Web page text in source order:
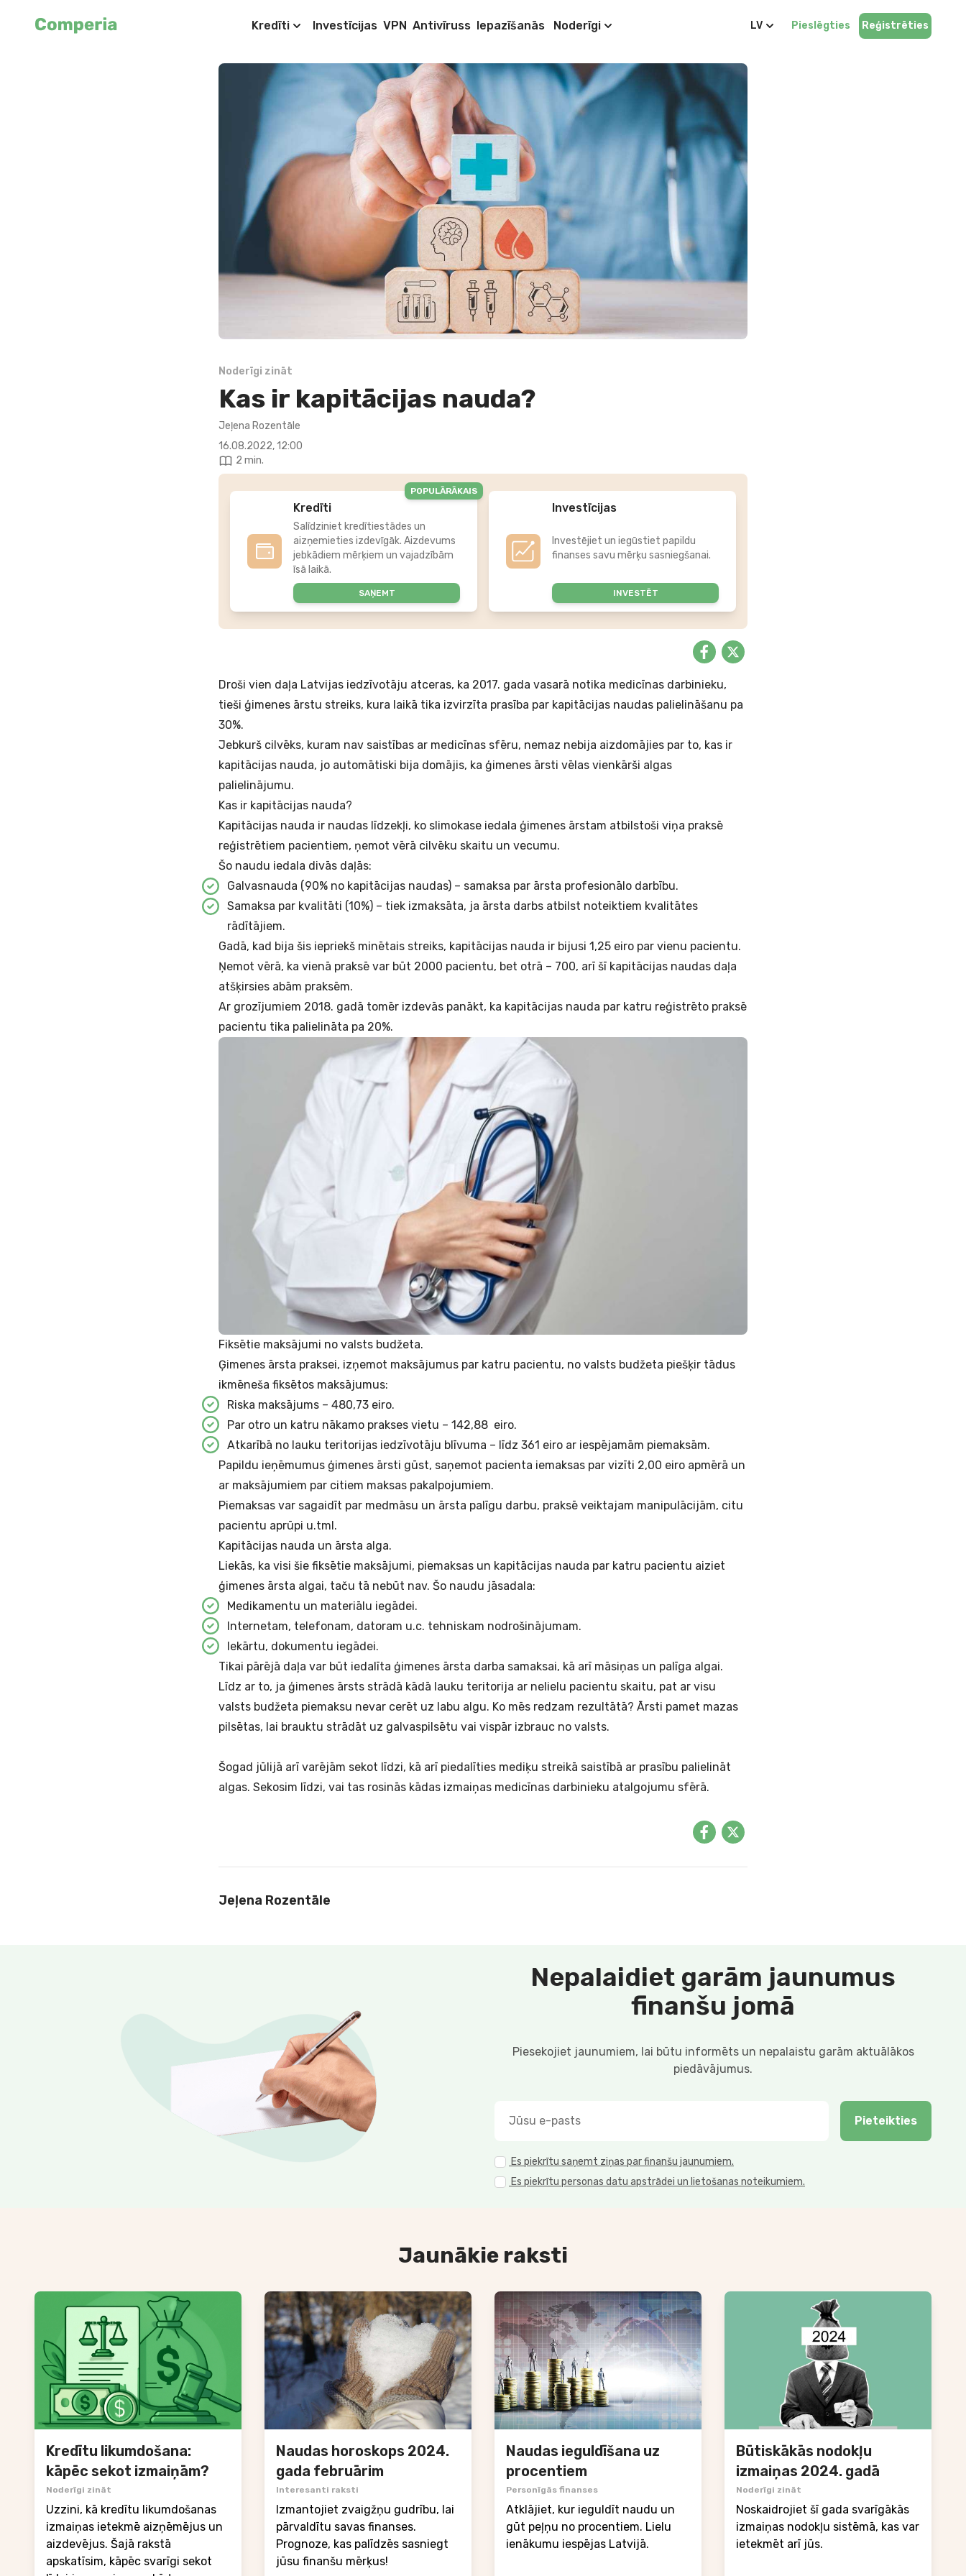
Kredīti Investīcijas VPN Antivīruss Iepazīšanās Noderīgi LV Pieslēgties Reģistrēties
Noderīgi zināt
Kas ir kapitācijas nauda?
Jeļena Rozentāle
16.08.2022, 12:00
2 min.
Kredīti
Salīdziniet kredītiestādes un
aizņemieties izdevīgāk. Aizdevums
jebkādiem mērķiem un vajadzībām
īsā laikā.
SAŅEMT
POPULĀRĀKAIS
Investīcijas
Investējiet un iegūstiet papildu
finanses savu mērķu sasniegšanai.
INVESTĒT
Droši vien daļa Latvijas iedzīvotāju atceras, ka 2017. gada vasarā notika medicīnas darbinieku,
tieši ģimenes ārstu streiks, kura laikā tika izvirzīta prasība par kapitācijas naudas palielināšanu pa
30%.
Jebkurš cilvēks, kuram nav saistības ar medicīnas sfēru, nemaz nebija aizdomājies par to, kas ir
kapitācijas nauda, jo automātiski bija domājis, ka ģimenes ārsti vēlas vienkārši algas
palielinājumu.
Kas ir kapitācijas nauda?
Kapitācijas nauda ir naudas līdzekļi, ko slimokase iedala ģimenes ārstam atbilstoši viņa praksē
reģistrētiem pacientiem, ņemot vērā cilvēku skaitu un vecumu.
Šo naudu iedala divās daļās:
Galvasnauda (90% no kapitācijas naudas) – samaksa par ārsta profesionālo darbību.
Samaksa par kvalitāti (10%) – tiek izmaksāta, ja ārsta darbs atbilst noteiktiem kvalitātes
rādītājiem.
Gadā, kad bija šis iepriekš minētais streiks, kapitācijas nauda ir bijusi 1,25 eiro par vienu pacientu.
Ņemot vērā, ka vienā praksē var būt 2000 pacientu, bet otrā – 700, arī šī kapitācijas naudas daļa
atšķirsies abām praksēm.
Ar grozījumiem 2018. gadā tomēr izdevās panākt, ka kapitācijas nauda par katru reģistrēto praksē
pacientu tika palielināta pa 20%.
Fiksētie maksājumi no valsts budžeta.
Ģimenes ārsta praksei, izņemot maksājumus par katru pacientu, no valsts budžeta piešķir tādus
ikmēneša fiksētos maksājumus:
Riska maksājums – 480,73 eiro.
Par otro un katru nākamo prakses vietu – 142,88 eiro.
Atkarībā no lauku teritorijas iedzīvotāju blīvuma – līdz 361 eiro ar iespējamām piemaksām.
Papildu ieņēmumus ģimenes ārsti gūst, saņemot pacienta iemaksas par vizīti 2,00 eiro apmērā un
ar maksājumiem par citiem maksas pakalpojumiem.
Piemaksas var sagaidīt par medmāsu un ārsta palīgu darbu, praksē veiktajam manipulācijām, citu
pacientu aprūpi u.tml.
Kapitācijas nauda un ārsta alga.
Liekās, ka visi šie fiksētie maksājumi, piemaksas un kapitācijas nauda par katru pacientu aiziet
ģimenes ārsta algai, taču tā nebūt nav. Šo naudu jāsadala:
Medikamentu un materiālu iegādei.
Internetam, telefonam, datoram u.c. tehniskam nodrošinājumam.
Iekārtu, dokumentu iegādei.
Tikai pārējā daļa var būt iedalīta ģimenes ārsta darba samaksai, kā arī māsiņas un palīga algai.
Līdz ar to, ja ģimenes ārsts strādā kādā lauku teritorija ar nelielu pacientu skaitu, pat ar visu
valsts budžeta piemaksu nevar cerēt uz labu algu. Ko mēs redzam rezultātā? Ārsti pamet mazas
pilsētas, lai brauktu strādāt uz galvaspilsētu vai vispār izbrauc no valsts.
Šogad jūlijā arī varējām sekot līdzi, kā arī piedalīties mediķu streikā saistībā ar prasību palielināt
algas. Sekosim līdzi, vai tas rosinās kādas izmaiņas medicīnas darbinieku atalgojumu sfērā.
Jeļena Rozentāle
Nepalaidiet garām jaunumus
finanšu jomā
Piesekojiet jaunumiem, lai būtu informēts un nepalaistu garām aktuālākos
piedāvājumus.
Pieteikties
Es piekrītu saņemt ziņas par finanšu jaunumiem.
Es piekrītu personas datu apstrādei un lietošanas noteikumiem.
Jaunākie raksti
Kredītu likumdošana:
kāpēc sekot izmaiņām?
Noderīgi zināt
Uzzini, kā kredītu likumdošanas
izmaiņas ietekmē aizņēmējus un
aizdevējus. Šajā rakstā
apskatīsim, kāpēc svarīgi sekot
Naudas horoskops 2024.
gada februārim
Interesanti raksti
Izmantojiet zvaigžņu gudrību, lai
pārvaldītu savas finanses.
Prognoze, kas palīdzēs sasniegt
jūsu finanšu mērķus!
Naudas ieguldīšana uz
procentiem
Personīgās finanses
Atklājiet, kur ieguldīt naudu un
gūt peļņu no procentiem. Lielu
ienākumu iespējas Latvijā.
Būtiskākās nodokļu
izmaiņas 2024. gadā
Noderīgi zināt
Noskaidrojiet šī gada svarīgākās
izmaiņas nodokļu sistēmā, kas var
ietekmēt arī jūs.